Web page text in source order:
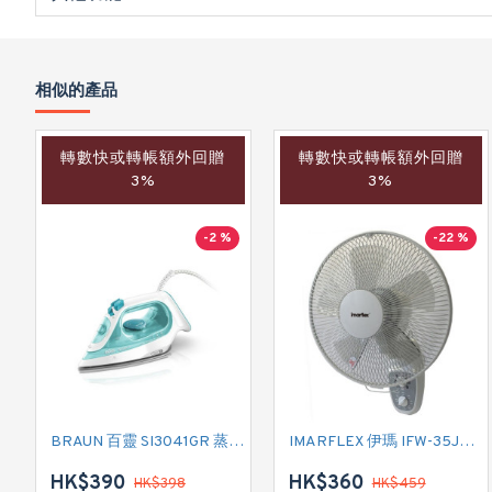
相似的產品
轉數快或轉帳額外回贈
3%
-2 %
BRAUN 百靈 SI3041GR 蒸氣熨斗
HK$390 HK$398
轉數快或轉帳額外回贈
3%
-22 %
IMARFLEX 伊瑪 IFW-35J2 掛牆扇
HK$360 HK$459